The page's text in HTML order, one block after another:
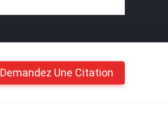
Demandez Une Citation